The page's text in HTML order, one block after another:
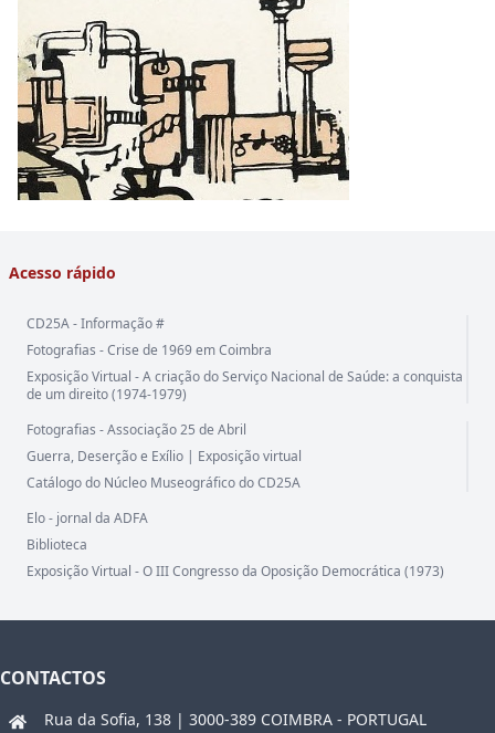
Acesso rápido
CD25A - Informação #
Fotografias - Crise de 1969 em Coimbra
Exposição Virtual - A criação do Serviço Nacional de Saúde: a conquista
de um direito (1974-1979)
Fotografias - Associação 25 de Abril
Guerra, Deserção e Exílio | Exposição virtual
Catálogo do Núcleo Museográfico do CD25A
Elo - jornal da ADFA
Biblioteca
Exposição Virtual - O III Congresso da Oposição Democrática (1973)
CONTACTOS
Rua da Sofia, 138 | 3000-389 COIMBRA - PORTUGAL